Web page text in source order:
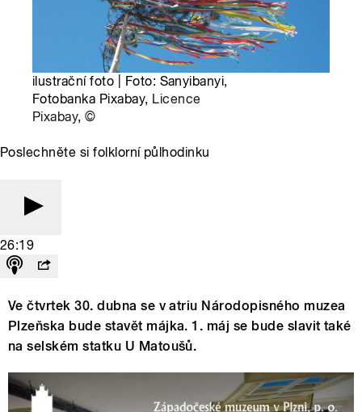
ilustrační foto | Foto: Sanyibanyi,
Fotobanka Pixabay, Licence
Pixabay,©
Poslechněte si folklorní půlhodinku
26:19
Ve čtvrtek 30. dubna se v atriu Národopisného muzea
Plzeňska bude stavět májka. 1. máj se bude slavit také
na selském statku U Matoušů.